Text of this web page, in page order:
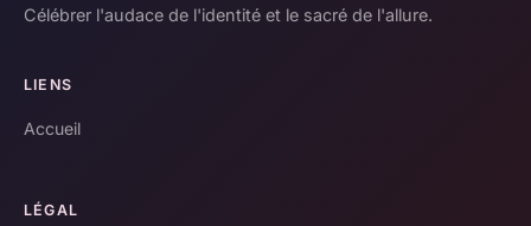
Célébrer l'audace de l'identité et le sacré de l'allure.
LIENS
Accueil
LÉGAL